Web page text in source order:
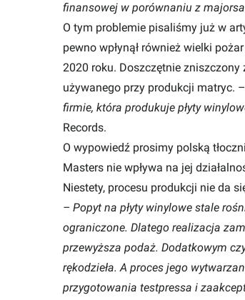
finansowej w porównaniu z
O tym problemie pisaliśmy już w
pewno wpłynął również wielki
2020 roku. Doszczętnie zniszczony
używanego przy produkcji matryc. –
firmie, która produkuje płyty
Records.
O wypowiedź prosimy polską
Masters nie wpływa na jej
Niestety, procesu produkcji nie da
– Popyt na płyty winylowe stale
ograniczone. Dlatego realizacja
przewyższa podaż. Dodatkowym
rękodzieła. A proces jego
przygotowania testpressa i